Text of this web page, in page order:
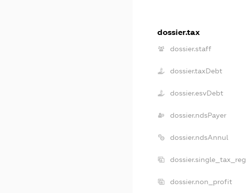
dossier.tax
dossier.staff
dossier.taxDebt
dossier.esvDebt
dossier.ndsPayer
dossier.ndsAnnul
dossier.single_tax_reg
dossier.non_profit